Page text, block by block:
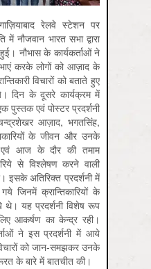
रेलवे स्टेशन पर
नौजवान भारत सभा द्वारा
नौभास के कार्यकर्ताओं ने
करके लोगों को आज़ाद के
विचारों को बताते हुए
दिन के दूसरे कार्यक्रम में
एवं पोस्टर प्रदर्शनी
आज़ाद, भगतसिंह,
के जीवन और उनके
एवं आज के दौर की तमाम
से विश्लेषण करने वाली
इसके अतिरिक्त प्रदर्शनी में
जिनमें क्रान्तिकारियों के
थे। यह प्रदर्शनी विशेष रूप
आकर्षण का केन्द्र रही।
ने इस प्रदर्शनी में आये
को जान-समझकर उनके
के बारे में बातचीत की।